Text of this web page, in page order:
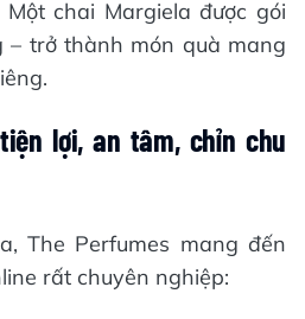
chai Margiela được gói
– trở thành món quà mang
lợi, an tâm, chỉn chu
The Perfumes mang đến
rất chuyên nghiệp: